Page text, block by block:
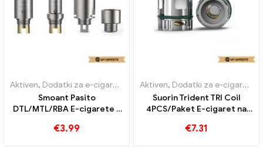
Aktiven, Dodatki za e-cigarete
Uparjalnik
Smoant Pasito
DTL/MTL/RBA E-cigarete z
meri
€3.99
Aktiven, Dodatki za e-cigarete
Suorin Trident TRI Coil
4PCS/Paket E-cigaret na
€7.31